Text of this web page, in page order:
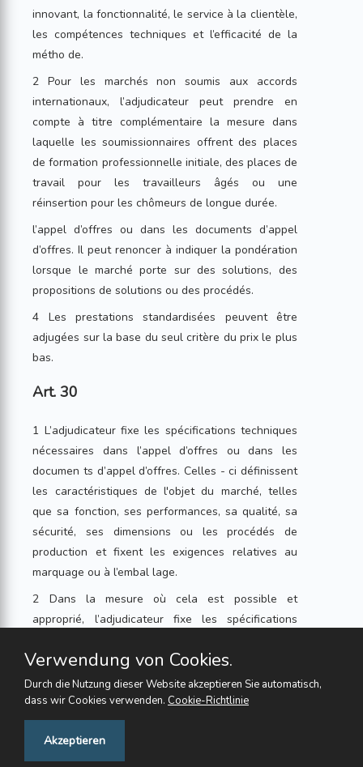
innovant, la fonctionnalité, le service à la clientèle,
les compétences techniques et l’efficacité de la
métho de.
2 Pour les marchés non soumis aux accords
internationaux, l’adjudicateur peut prendre en
compte à titre complémentaire la mesure dans
laquelle les soumissionnaires offrent des places
de formation professionnelle initiale, des places de
travail pour les travailleurs âgés ou une
réinsertion pour les chômeurs de longue durée.
l’appel d’offres ou dans les documents d’appel
d’offres. Il peut renoncer à indiquer la pondération
lorsque le marché porte sur des solutions, des
propositions de solutions ou des procédés.
4 Les prestations standardisées peuvent être
adjugées sur la base du seul critère du prix le plus
bas.
Art. 30
1 L’adjudicateur fixe les spécifications techniques
nécessaires dans l’appel d’offres ou dans les
documen ts d’appel d’offres. Celles - ci définissent
les caractéristiques de l'objet du marché, telles
que sa fonction, ses performances, sa qualité, sa
sécurité, ses dimensions ou les procédés de
production et fixent les exigences relatives au
marquage ou à l’embal lage.
2 Dans la mesure où cela est possible et
approprié, l’adjudicateur fixe les spécifications
internationales ou, à défaut, sur des prescriptions
techniques appliquées en Suisse, des normes
nationales reconnues ou les recommandations de
la branche.
Verwendung von Cookies.
Durch die Nutzung dieser Website akzeptieren Sie automatisch,
dass wir Cookies verwenden. Cookie-Richtlinie
Akzeptieren